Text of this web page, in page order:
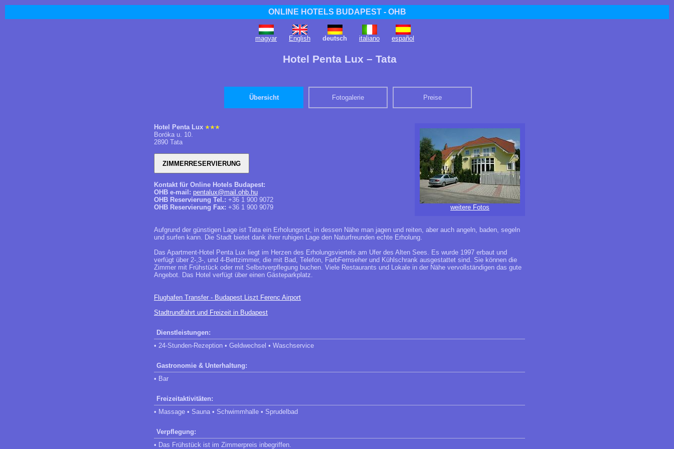
ONLINE HOTELS BUDAPEST - OHB
magyar English deutsch italiano español
Hotel Penta Lux – Tata
Übersicht Fotogalerie Preise
weitere Fotos
Hotel Penta Lux
Boróka u. 10.
2890 Tata
Kontakt für Online Hotels Budapest:
OHB e-mail: pentalux@mail.ohb.hu
OHB Reservierung Tel.: +36 1 900 9072
OHB Reservierung Fax: +36 1 900 9079
Aufgrund der günstigen Lage ist Tata ein Erholungsort, in dessen Nähe man jagen und reiten, aber auch angeln, baden, segeln
und surfen kann. Die Stadt bietet dank ihrer ruhigen Lage den Naturfreunden echte Erholung.
Das Apartment-Hotel Penta Lux liegt im Herzen des Erholungsviertels am Ufer des Alten Sees. Es wurde 1997 erbaut und
verfügt über 2-,3-, und 4-Bettzimmer, die mit Bad, Telefon, FarbFernseher und Kühlschrank ausgestattet sind. Sie können die
Zimmer mit Frühstück oder mit Selbstverpflegung buchen. Viele Restaurants und Lokale in der Nähe vervollständigen das gute
Angebot. Das Hotel verfügt über einen Gästeparkplatz.
Flughafen Transfer - Budapest Liszt Ferenc Airport
Stadtrundfahrt und Freizeit in Budapest
Dienstleistungen:
• 24-Stunden-Rezeption • Geldwechsel • Waschservice
Gastronomie & Unterhaltung:
• Bar
Freizeitaktivitäten:
• Massage • Sauna • Schwimmhalle • Sprudelbad
Verpflegung:
• Das Frühstück ist im Zimmerpreis inbegriffen.